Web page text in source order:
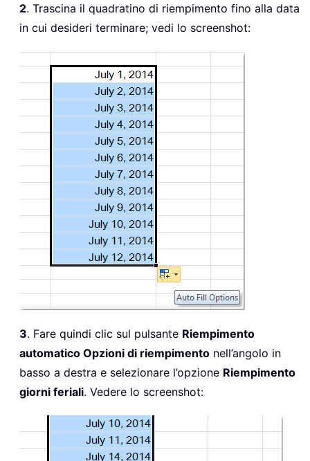
2. Trascina il quadratino di riempimento fino alla data
in cui desideri terminare; vedi lo screenshot:
3. Fare quindi clic sul pulsante Riempimento
automatico Opzioni di riempimento nell’angolo in
basso a destra e selezionare l’opzione Riempimento
giorni feriali. Vedere lo screenshot: